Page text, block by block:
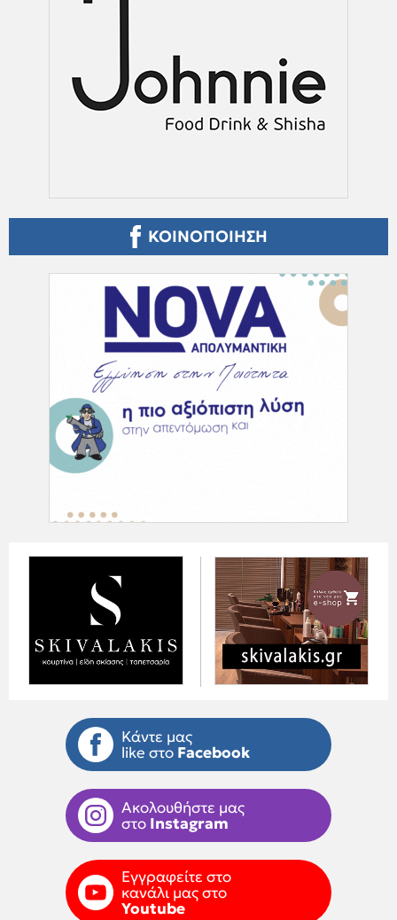
ΚΟΙΝΟΠΟΙΗΣΗ
Κάντε μας
like στο Facebook
Ακολουθήστε μας
στο Instagram
Εγγραφείτε στο
κανάλι μας στο
Youtube